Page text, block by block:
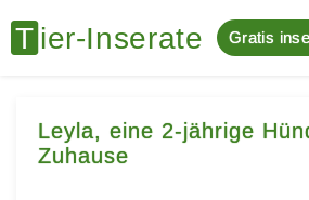
Gratis
Leyla, eine 2-jährige
Zuhause